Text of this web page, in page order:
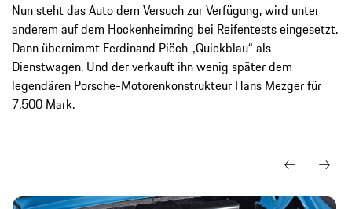
Nun steht das Auto dem Versuch zur Verfügung, wird unter
anderem auf dem Hockenheimring bei Reifentests eingesetzt.
Dann übernimmt Ferdinand Piëch „Quickblau“ als
Dienstwagen. Und der verkauft ihn wenig später dem
legendären Porsche-Motorenkonstrukteur Hans Mezger für
7.500 Mark.